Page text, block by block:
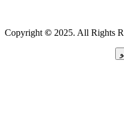
Copyright © 2025. All Rights